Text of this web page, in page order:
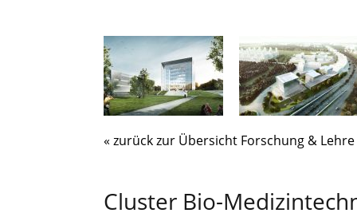
« zurück zur Übersicht Forschung & Lehre
Cluster Bio-